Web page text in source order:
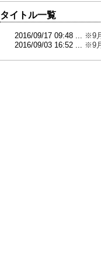
タイトル一覧
2016/09/17 09:48 ... ※9
2016/09/03 16:52 ... ※9